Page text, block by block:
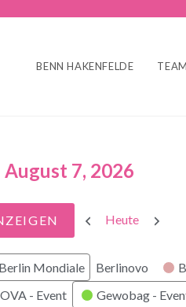
BENN HAKENFELDE TEAM
August 7, 2026
Zurück
Heute Weiter
Berlin Mondiale Berlinovo
- Event Gewobag -